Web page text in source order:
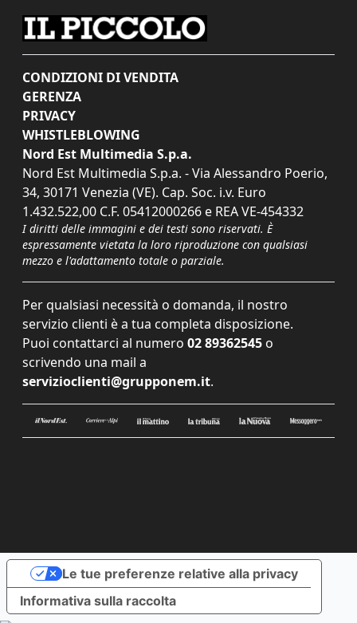
CONDIZIONI DI VENDITA
GERENZA
PRIVACY
WHISTLEBLOWING
Nord Est Multimedia S.p.a.
Nord Est Multimedia S.p.a. - Via Alessandro Poerio,
34, 30171 Venezia (VE). Cap. Soc. i.v. Euro
1.432.522,00 C.F. 05412000266 e REA VE-454332
I diritti delle immagini e dei testi sono riservati. È
espressamente vietata la loro riproduzione con qualsiasi
mezzo e l'adattamento totale o parziale.
Per qualsiasi necessità o domanda, il nostro
servizio clienti è a tua completa disposizione.
Puoi contattarci al numero 02 89362545 o
scrivendo una mail a
servizioclienti@grupponem.it.
Informativa sulla raccolta
Le tue preferenze relative alla privacy